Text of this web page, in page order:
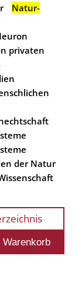
Natur-
privaten
der Natur